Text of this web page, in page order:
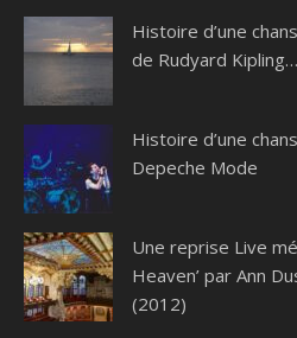
Histoire d’une
de Rudyard Kipling…
Histoire d’une
Depeche Mode
Une reprise Live
Heaven’ par Ann
(2012)